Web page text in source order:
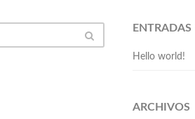
ENTRADAS
Hello world!
ARCHIVOS